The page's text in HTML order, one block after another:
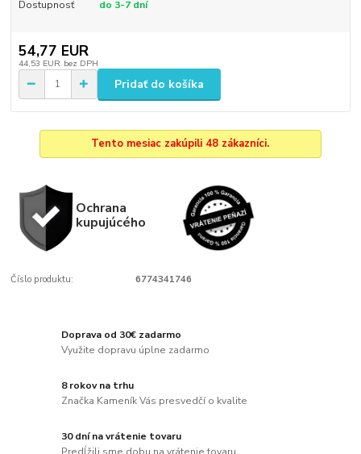
Dostupnosť do 3-7 dní
54,77 EUR
44,53 EUR bez DPH
Pridať do košíka
Tento mesiac zakúpili 48 zákazníci.
Ochrana
kupujúcého
Číslo produktu: 6774341746
Doprava od 30€ zadarmo
Využite dopravu úplne zadarmo
8 rokov na trhu
Značka Kameník Vás presvedčí o kvalite
30 dní na vrátenie tovaru